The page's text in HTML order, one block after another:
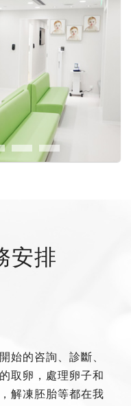
安排
始的咨詢、診斷、
取卵，處理卵子和
解凍胚胎等都在我